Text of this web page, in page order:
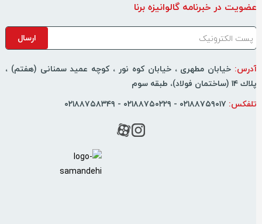
در خبرنامه گالوانیزه برنا
خیابان مطهری ، خیابان کوه نور ، كوچه عمید سمنانی (هفتم) ،
(ساختمان فولاد)، طبقه سوم
۰۲۱۸۸۷۵۹۰۱۷ - ۰۲۱۸۸۷۵۰۲۲۹ - ۰۲۱۸۸۷۵۸۳۴۹